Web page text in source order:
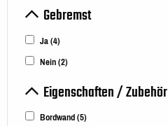
Gebremst
Ja(4)
Nein(2)
Eigenschaften / Zubehör
Bordwand(5)